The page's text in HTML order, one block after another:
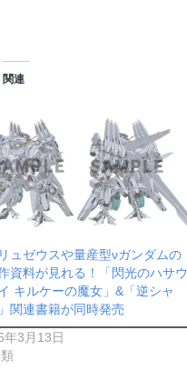
関連
ュゼウスや量産型νガンダムの
資料が見れる！「閃光のハサウ
キルケーの魔女」&「逆シャ
関連書籍が同時発売
年3月13日